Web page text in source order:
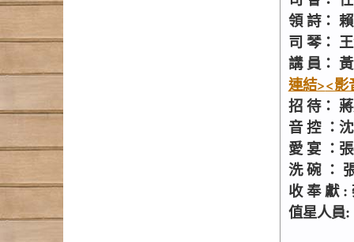
領 詩：
司 琴：
講 員：
連結><影
招 待：
音 控 ：
愛 宴 ：
洗 碗 ：
收 奉 獻 :
值星人員